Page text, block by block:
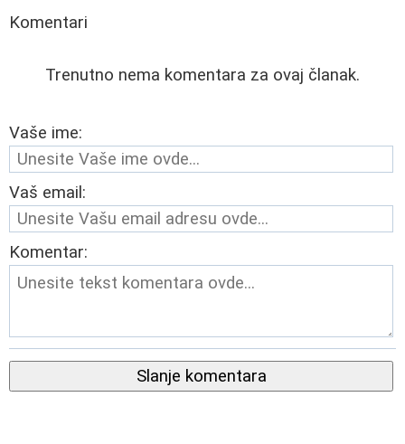
Komentari
Trenutno nema komentara za ovaj članak.
Vaše ime:
Vaš email:
Komentar:
Slanje komentara